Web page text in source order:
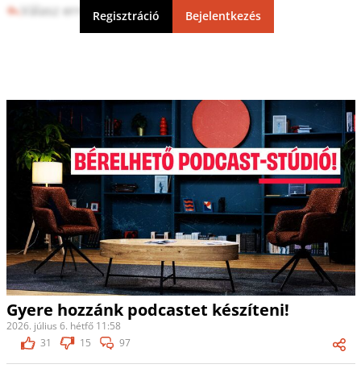
Válasz erre 1 0
Regisztráció Bejelentkezés
Gyere hozzánk podcastet készíteni!
2026. július 6. hétfő 11:58
31
15 97